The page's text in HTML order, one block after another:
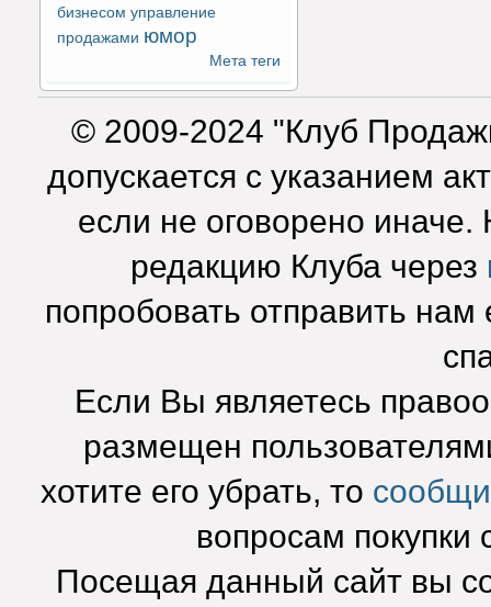
бизнесом управление
продажами юмор
Мета теги
© 2009-2024 "Клуб
допускается с указанием
если не оговорено
редакцию Клуба через
попробовать отправить нам
Если Вы являетесь
размещен
хотите его убрать, то
вопросам покупки
Посещая данный сайт вы